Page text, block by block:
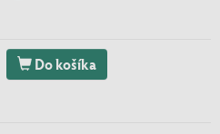
Do košíka